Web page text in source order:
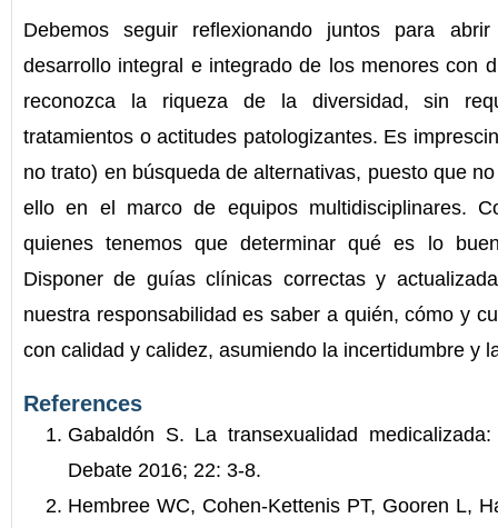
Debemos seguir reflexionando juntos para
desarrollo integral e integrado de los menores con
reconozca la riqueza de la diversidad, sin
tratamientos o actitudes patologizantes. Es
no trato) en búsqueda de alternativas, puesto que
ello en el marco de equipos multidisciplinares.
quienes tenemos que determinar qué es lo
Disponer de guías clínicas correctas y
nuestra responsabilidad es saber a quién, cómo y
con calidad y calidez, asumiendo la incertidumbre y
References
Gabaldón S. La transexualidad
Debate 2016; 22: 3-8.
Hembree WC, Cohen-Kettenis PT, Gooren L,